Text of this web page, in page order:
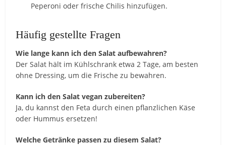
Peperoni oder frische Chilis hinzufügen.
Häufig gestellte Fragen
Wie lange kann ich den Salat aufbewahren?
Der Salat hält im Kühlschrank etwa 2 Tage, am besten
ohne Dressing, um die Frische zu bewahren.
Kann ich den Salat vegan zubereiten?
Ja, du kannst den Feta durch einen pflanzlichen Käse
oder Hummus ersetzen!
Welche Getränke passen zu diesem Salat?